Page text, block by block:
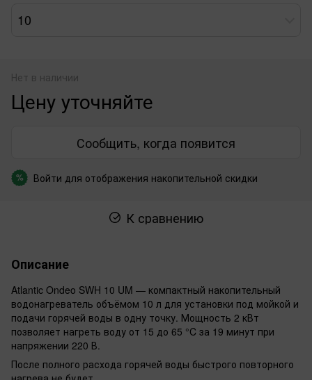
10
Нет в наличии
Цену уточняйте
Сообщить, когда появится
% Войти для отображения накопительной скидки
К сравнению
Описание
Atlantic Ondeo SWH 10 UM — компактный накопительный
водонагреватель объёмом 10 л для установки под мойкой и
подачи горячей воды в одну точку. Мощность 2 кВт
позволяет нагреть воду от 15 до 65 °C за 19 минут при
напряжении 220 В.
После полного расхода горячей воды быстрого повторного